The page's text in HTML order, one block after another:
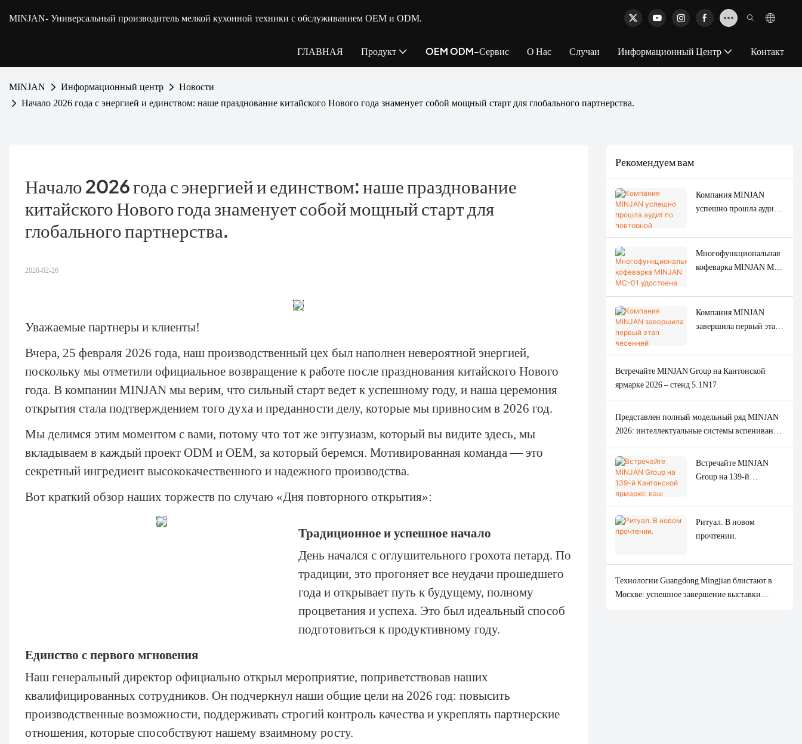
MINJAN- Универсальный производитель мелкой кухонной техники с обслуживанием OEM и ODM.
ГЛАВНАЯ Продукт OEM ODM-Сервис О Нас Случаи Информационный Центр Контакт
MINJAN Информационный центр
Новости
Начало 2026 года с энергией и единством: наше празднование китайского Нового года знаменует собой мощный старт для глобального партнерства.
Начало 2026 года с энергией и единством: наше празднование
китайского Нового года знаменует собой мощный старт для
глобального партнерства.
2026-02-26
Уважаемые партнеры и клиенты!
Вчера, 25 февраля 2026 года, наш производственный цех был наполнен невероятной энергией,
поскольку мы отметили официальное возвращение к работе после празднования китайского Нового
года. В компании MINJAN мы верим, что сильный старт ведет к успешному году, и наша церемония
открытия стала подтверждением того духа и преданности делу, которые мы привносим в 2026 год.
Мы делимся этим моментом с вами, потому что тот же энтузиазм, который вы видите здесь, мы
вкладываем в каждый проект ODM и OEM, за который беремся. Мотивированная команда — это
секретный ингредиент высококачественного и надежного производства.
Вот краткий обзор наших торжеств по случаю «Дня повторного открытия»:
Традиционное и успешное начало
День начался с оглушительного грохота петард. По
традиции, это прогоняет все неудачи прошедшего
года и открывает путь к будущему, полному
процветания и успеха. Это был идеальный способ
подготовиться к продуктивному году.
Единство с первого мгновения
Наш генеральный директор официально открыл мероприятие, поприветствовав наших
квалифицированных сотрудников. Он подчеркнул наши общие цели на 2026 год: повысить
производственные возможности, поддерживать строгий контроль качества и укреплять партнерские
отношения, которые способствуют нашему взаимному росту.
Рекомендуем вам
Компания MINJAN
успешно прошла аудит
сертификации ISO 9001
и ISO 14001 в 2026 году,
что повышает качество
включая мясорубки,
печи и кофемашины.
Многофункциональная
кофеварка MINJAN MC-
награды на конкурсе
American Good Design
Компания MINJAN
завершила первый этап
ярмарки 2026 года,
продемонстрировав
высокий мировой спрос
Встречайте MINJAN Group на Кантонской
ярмарке 2026 – стенд 5.1N17
Представлен полный модельный ряд MINJAN
2026: интеллектуальные системы вспенивания
кофе и молока, а также мясорубки
оригинальной конструкции.Встречайте MINJAN
Group на 139-й
ваш ведущий
ODM/OEM-партнер по
Ритуал. В новом
прочтении.
Технологии Guangdong Mingjian блистают в
Москве: успешное завершение выставки